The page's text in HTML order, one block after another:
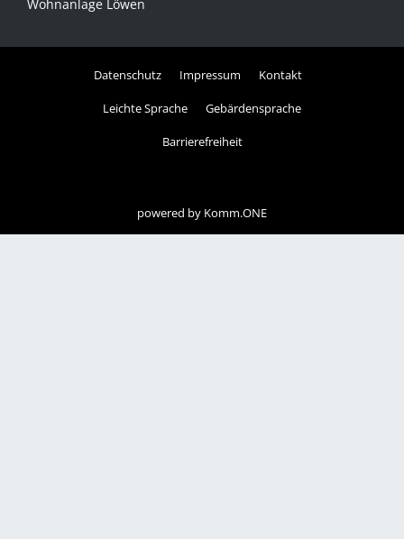
Wohnanlage Löwen
Datenschutz Impressum Kontakt
Leichte Sprache Gebärdensprache
Barrierefreiheit
powered by Komm.ONE